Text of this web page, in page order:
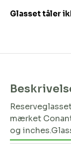
Glasset tåler
mærket
og